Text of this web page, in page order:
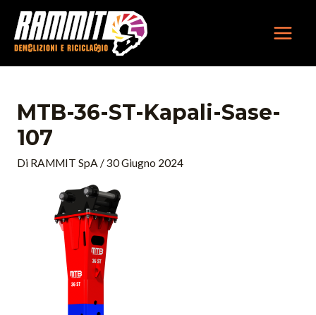
contenuto
MTB-36-ST-Kapali-Sase-
107
Di RAMMIT SpA /30 Giugno 2024